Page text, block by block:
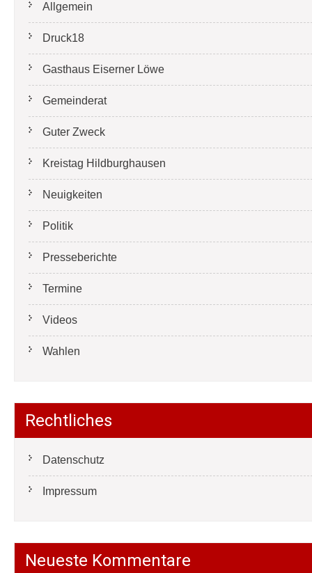
Allgemein
Druck18
Gasthaus Eiserner Löwe
Gemeinderat
Guter Zweck
Kreistag Hildburghausen
Neuigkeiten
Politik
Presseberichte
Termine
Videos
Wahlen
Rechtliches
Datenschutz
Impressum
Neueste Kommentare